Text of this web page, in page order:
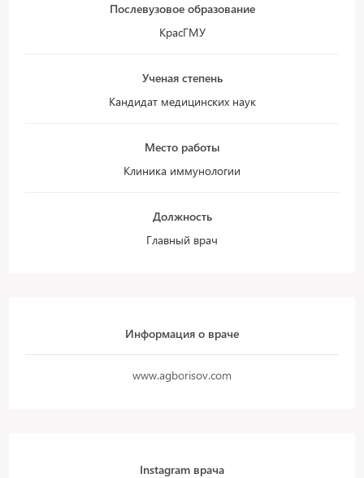
Послевузовое образование
КрасГМУ
Ученая степень
Кандидат медицинских наук
Место работы
Клиника иммунологии
Должность
Главный врач
Информация о враче
www.agborisov.com
Instagram врача